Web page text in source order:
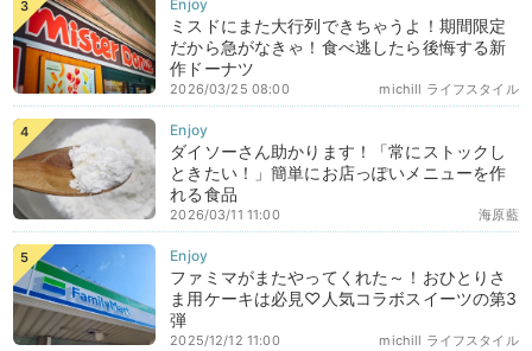
ミスドにまた大行列できちゃうよ！期間限定
だから急がなきゃ！食べ逃したら後悔する新
作ドーナツ
michill ライフスタイル
2026/03/25 08:00
ダイソーさん助かります！「常にストックし
ときたい！」簡単にお店っぽいメニューを作
れる食品
海原藍
2026/03/11 11:00
ファミマがまたやってくれた～！おひとりさ
ま用ケーキは必見♡人気コラボスイーツの第3
弾
michill ライフスタイル
2025/12/12 11:00